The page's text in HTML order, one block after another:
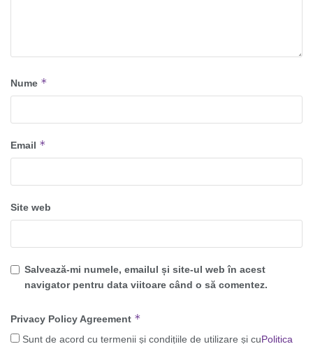
Nume *
Email *
Site web
Salvează-mi numele, emailul și site-ul web în acest
navigator pentru data viitoare când o să comentez.
Privacy Policy Agreement *
Sunt de acord cu termenii și condițiile de utilizare și cuPolitica